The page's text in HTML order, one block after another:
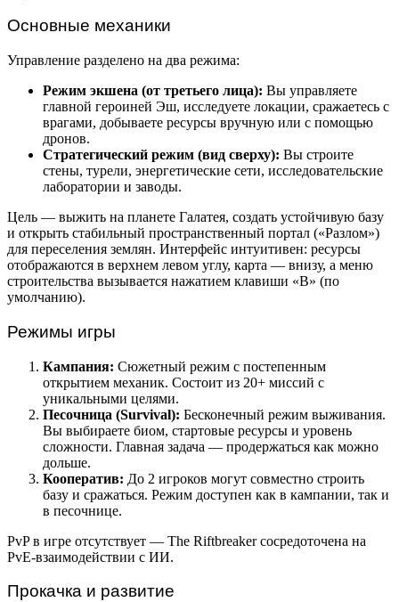
Основные механики
Управление разделено на два режима:
Режим экшена (от третьего лица): Вы управляете
главной героиней Эш, исследуете локации, сражаетесь с
врагами, добываете ресурсы вручную или с помощью
дронов.
Стратегический режим (вид сверху): Вы строите
стены, турели, энергетические сети, исследовательские
лаборатории и заводы.
Цель — выжить на планете Галатея, создать устойчивую базу
и открыть стабильный пространственный портал («Разлом»)
для переселения землян. Интерфейс интуитивен: ресурсы
отображаются в верхнем левом углу, карта — внизу, а меню
строительства вызывается нажатием клавиши «B» (по
умолчанию).
Режимы игры
Кампания: Сюжетный режим с постепенным
открытием механик. Состоит из 20+ миссий с
уникальными целями.
Песочница (Survival): Бесконечный режим выживания.
Вы выбираете биом, стартовые ресурсы и уровень
сложности. Главная задача — продержаться как можно
дольше.
Кооператив: До 2 игроков могут совместно строить
базу и сражаться. Режим доступен как в кампании, так и
в песочнице.
PvP в игре отсутствует — The Riftbreaker сосредоточена на
PvE-взаимодействии с ИИ.
Прокачка и развитие